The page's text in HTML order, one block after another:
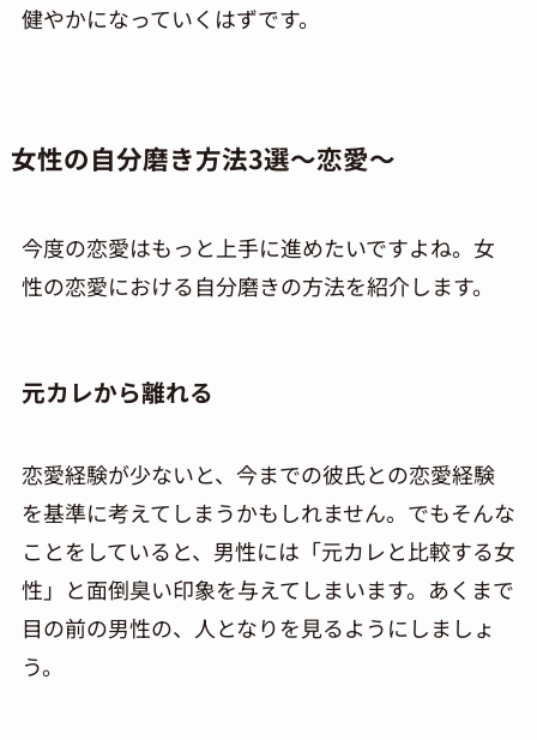
健やかになっていくはずです。
女性の自分磨き方法3選～恋愛～
今度の恋愛はもっと上手に進めたいですよね。女
性の恋愛における自分磨きの方法を紹介します。
元カレから離れる
恋愛経験が少ないと、今までの彼氏との恋愛経験
を基準に考えてしまうかもしれません。でもそんな
ことをしていると、男性には「元カレと比較する女
性」と面倒臭い印象を与えてしまいます。あくまで
目の前の男性の、人となりを見るようにしましょ
う。